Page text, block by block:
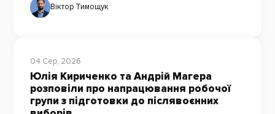
Віктор Тимощук
04 Сер, 2026
Юлія Кириченко та Андрій Магера
розповіли про напрацювання робочої
групи з підготовки до післявоєнних